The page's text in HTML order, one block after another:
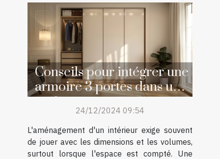
Conseils pour intégrer une
armoire 3 portes dans un
petit espace
24/12/2024 09:54
L'aménagement d'un intérieur exige souvent
de jouer avec les dimensions et les volumes,
surtout lorsque l'espace est compté. Une